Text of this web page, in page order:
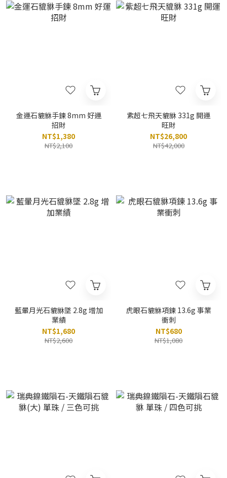
金運石貔貅手鍊 8mm 好運
招財
NT$1,380
NT$2,100
紫超七飛天貔貅 331g 開運
旺財
NT$26,800
NT$42,000
藍暈月光石貔貅墜 2.8g 增加
業績
NT$1,680
NT$2,600
虎眼石貔貅項鍊 13.6g 事業
衝刺
NT$680
NT$1,080